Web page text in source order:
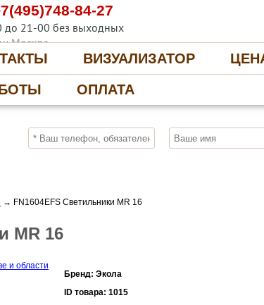
84-27
до 21-00 без выходных
Москва
ВИЗУАЛИЗАТОР
ОПЛАТА
СКИДКУ10%СЕЙЧАС, ЗАКАЖИ
→ FN1604EFS Светильники MR 16
MR 16
Бренд: Экола
ID товара: 1015